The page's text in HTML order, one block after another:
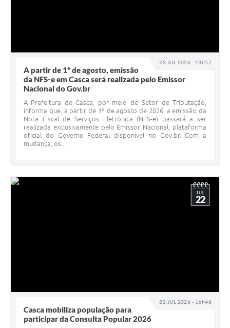
23 JUL 2026 - 13h57
A partir de 1º de agosto, emissão
da NFS-e em Casca será realizada pelo Emissor
Nacional do Gov.br
A Prefeitura de Casca, por meio do Setor de Tributação,
informa que, a partir de 1º de agosto de 2026, a emissão da
Nota Fiscal de Serviços Eletrônica (NFS-e) passará a ser
realizada exclusivamente pelo Emissor Nacional, plataforma
oficial do Governo Federal disponível no Gov.br. Com a
mudança, os...
22 JUL 2026 - 16h46
JUL
22
Casca mobiliza população para
participar da Consulta Popular 2026